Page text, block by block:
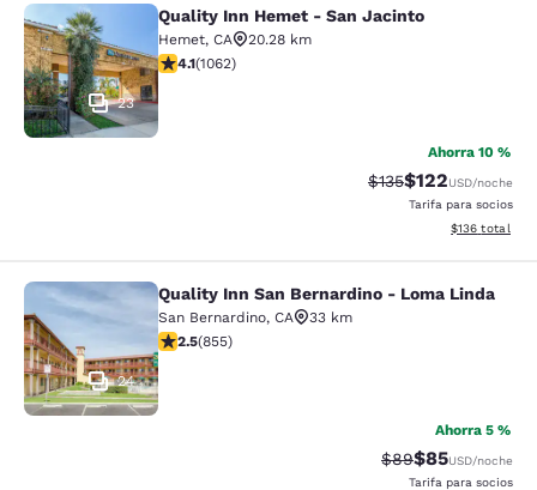
Quality Inn Hemet - San Jacinto
23
Quality Inn Hemet - San Jacinto
Hemet, CA
20.28 km
calificación de 4.07 estrellas. Muy bueno. 1062
4.1(1062)
Ahorra 10 %
Precio tachado:
$135Precio con
$122USD/noche
Tarifa para socios
Ver detalles
$136 total
Quality Inn San Bernardino - Loma
24
Quality Inn San Bernardino - Loma Linda
San Bernardino, CA
33 km
calificación de 2.49 estrellas. Feria. 855 reseñas
2.5(855)
Ahorra 5 %
Precio tachado:
$89Precio con
$85USD/noche
Tarifa para socios